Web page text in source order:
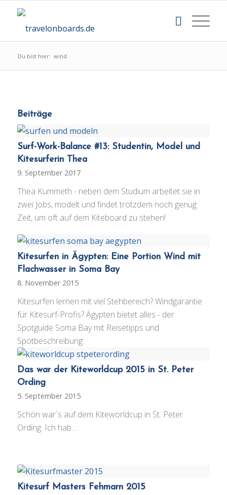
Du bist hier: wind
Beiträge
Surf-Work-Balance #13: Studentin, Model und
Kitesurferin Thea
9. September 2017
Thea Kummeth - neben dem Studium arbeitet sie in
zwei Jobs, modelt und findet trotzdem noch genug
Zeit, um oft auf dem Kiteboard zu stehen!
Kitesurfen in Ägypten: Eine Portion Wind mit
Flachwasser in Soma Bay
8. November 2015
Kitesurfen lernen mit viel Stehbereich? Windgarantie
für Kitesurf-Profis? Ägypten bietet alles - der
Spotguide Soma Bay mit Reisetipps und
Spotbeschreibung.
Das war der Kiteworldcup 2015 in St. Peter
Ording
5. September 2015
Schön war´s auf dem Kiteworldcup in St. Peter
Ording. Ich hab…
Kitesurf Masters Fehmarn 2015